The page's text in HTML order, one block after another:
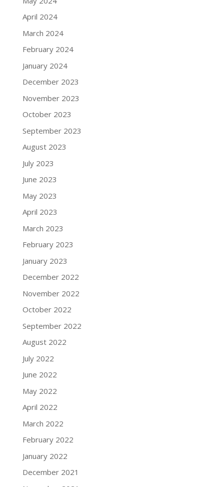
April 2024
March 2024
February 2024
January 2024
December 2023
November 2023
October 2023
September 2023
August 2023
July 2023
June 2023
May 2023
April 2023
March 2023
February 2023
January 2023
December 2022
November 2022
October 2022
September 2022
August 2022
July 2022
June 2022
May 2022
April 2022
March 2022
February 2022
January 2022
December 2021